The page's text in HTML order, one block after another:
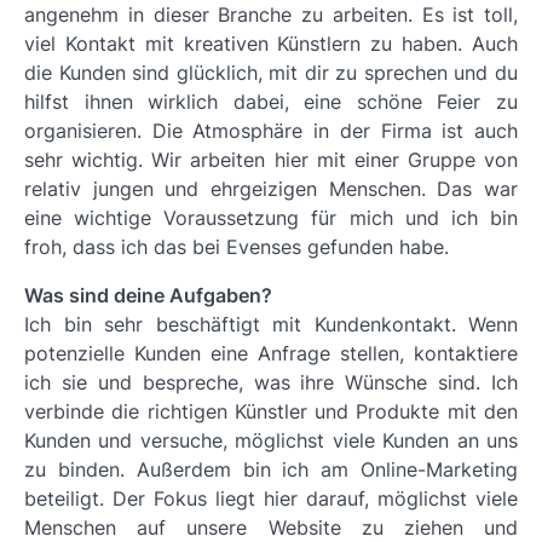
angenehm in dieser Branche zu arbeiten. Es ist toll,
viel Kontakt mit kreativen Künstlern zu haben. Auch
die Kunden sind glücklich, mit dir zu sprechen und du
hilfst ihnen wirklich dabei, eine schöne Feier zu
organisieren. Die Atmosphäre in der Firma ist auch
sehr wichtig. Wir arbeiten hier mit einer Gruppe von
relativ jungen und ehrgeizigen Menschen. Das war
eine wichtige Voraussetzung für mich und ich bin
froh, dass ich das bei Evenses gefunden habe.
Was sind deine Aufgaben?
Ich bin sehr beschäftigt mit Kundenkontakt. Wenn
potenzielle Kunden eine Anfrage stellen, kontaktiere
ich sie und bespreche, was ihre Wünsche sind. Ich
verbinde die richtigen Künstler und Produkte mit den
Kunden und versuche, möglichst viele Kunden an uns
zu binden. Außerdem bin ich am Online-Marketing
beteiligt. Der Fokus liegt hier darauf, möglichst viele
Menschen auf unsere Website zu ziehen und